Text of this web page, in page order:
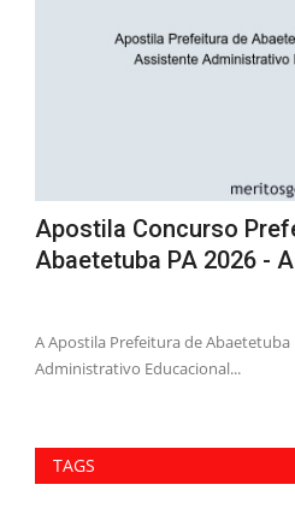
Apostila Concurso
Abaetetuba PA 2026 -
A Apostila Prefeitura de Abaetetuba
Administrativo Educacional...
TAGS